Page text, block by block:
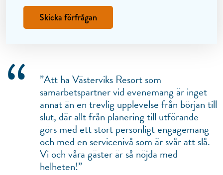
Skicka förfrågan
“ ”Att ha Västerviks Resort som
samarbetspartner vid evenemang är inget
annat än en trevlig upplevelse från början till
slut, där allt från planering till utförande
görs med ett stort personligt engagemang
och med en servicenivå som är svår att slå.
Vi och våra gäster är så nöjda med
helheten!”